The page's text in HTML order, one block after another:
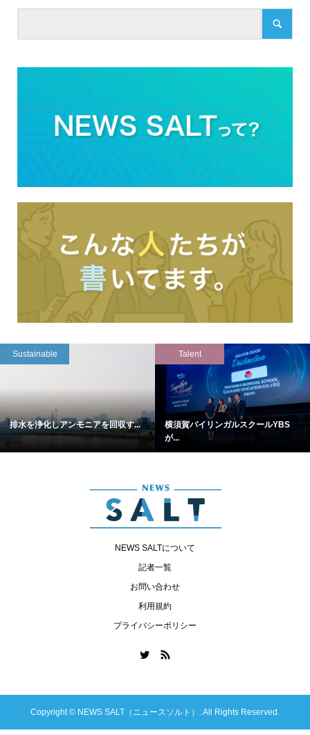
Sustainable
排水を浄化しアンモニアを回収す...
Talent
横須賀バイリンガルスクールYBS
が...
NEWS SALTについて
記者一覧
お問い合わせ
利用規約
プライバシーポリシー
Copyright © NEWS SALT（ニュースソルト）. All Rights Reserved.